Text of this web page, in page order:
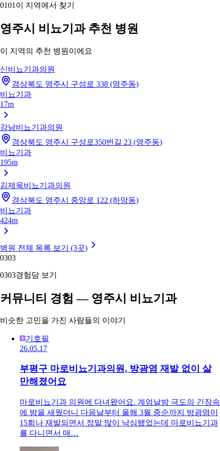
0101 이 지역에서 찾기
영주시 비뇨기과 추천 병원
이 지역의 추천 병원이에요
신비뇨기과의원
경상북도 영주시 구성로 338 (영주동)
비뇨기과
17m
강남비뇨기과의원
경상북도 영주시 구성로350번길 23 (영주동)
비뇨기과
195m
김제욱비뇨기과의원
경상북도 영주시 중앙로 122 (하망동)
비뇨기과
424m
병원 전체 목록 보기 (3곳)
0303
0303경험담 보기
커뮤니티 경험 — 영주시 비뇨기과
비슷한 고민을 가진 사람들의 이야기
기호필
26.05.17
부평구 마로비뇨기과의원, 방광염 재발 없이 살
만해졌어요
마로비뇨기과 의원에 다녀왔어요. 계엄날밤 극도의 긴장속
에 밤을 새웠더니 다음날부터 올해 3월 중순까지 방광염이
15회나 재발되면서 정말 많이 낙심됐었는데 마로비뇨기과
를 다니면서 매…